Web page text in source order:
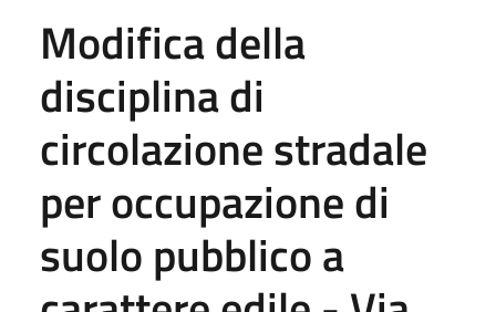
Modifica della
disciplina di
circolazione stradale
per occupazione di
suolo pubblico a